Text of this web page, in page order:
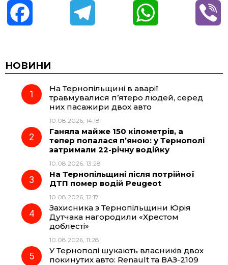
c
e
o
k
e
g
r
a
A
НОВИНИ
На Тернопільщині в аварії
травмувалися п’ятеро людей, серед
них пасажири двох авто
10.08.2026, 14:18
Ганяла майже 150 кілометрів, а
тепер попалася п’яною: у Тернополі
затримали 22-річну водійку
10.08.2026, 13:28
На Тернопільщині після потрійної
ДТП помер водій Peugeot
10.08.2026, 12:17
Захисника з Тернопільщини Юрія
Дутчака нагородили «Хрестом
доблесті»
10.08.2026, 11:28
У Тернополі шукають власників двох
покинутих авто: Renault та ВАЗ-2109